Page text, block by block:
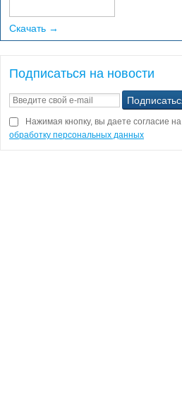
Скачать →
Подписаться на новости
Нажимая кнопку, вы даете согласие на
обработку персональных данных